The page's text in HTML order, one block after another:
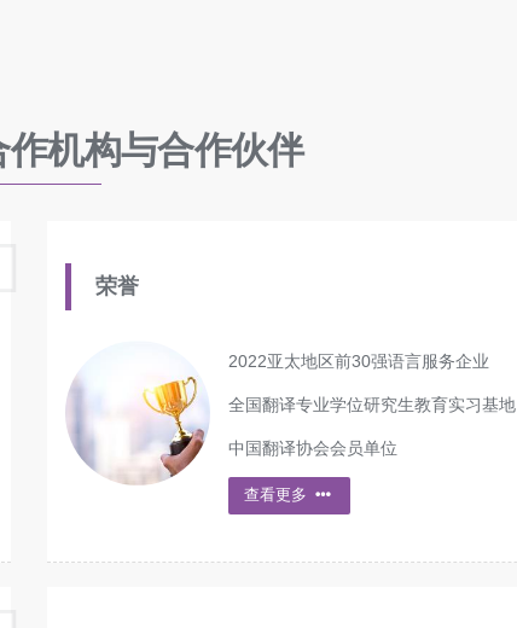
机构与合作伙伴
荣誉
2022亚太地区前30强语言服务企业
全国翻译专业学位研究生教育实习基地
中国翻译协会会员单位
查看更多